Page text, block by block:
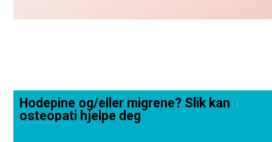
Hodepine og/eller migrene? Slik kan
osteopati hjelpe deg